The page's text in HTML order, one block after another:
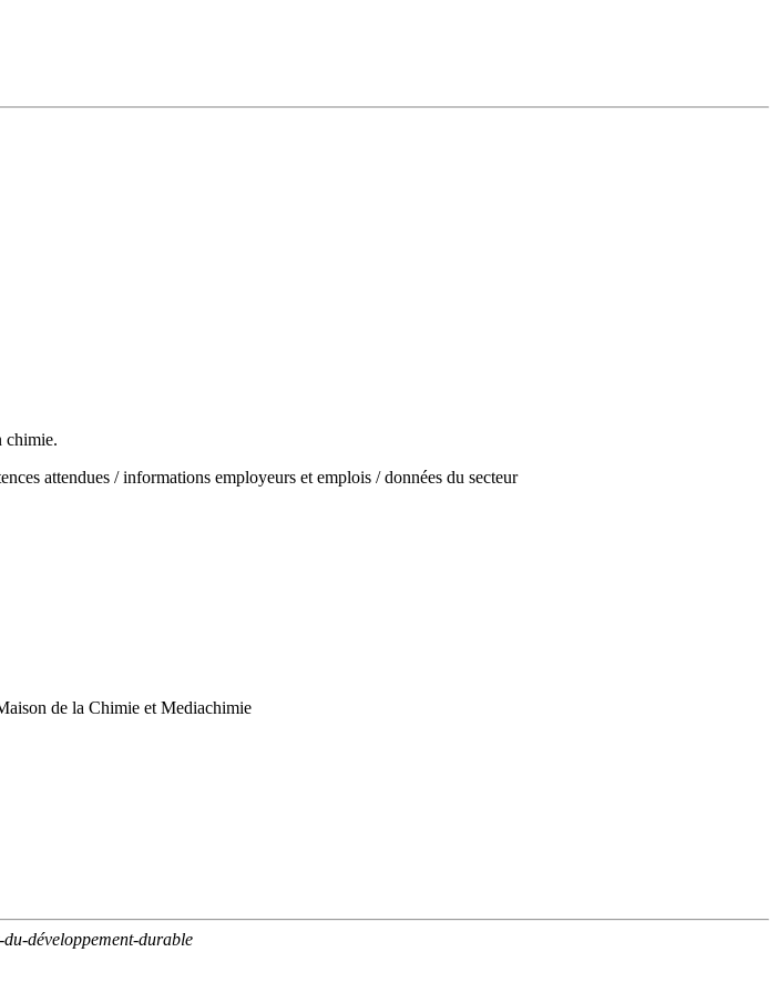
chimie.
attendues / informations employeurs et emplois / données du secteur
de la Chimie et Mediachimie
développement-durable